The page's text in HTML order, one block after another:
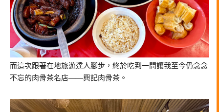
而這次跟著在地旅遊達人腳步，終於吃到一間讓我至今仍念念
不忘的肉骨茶名店——興記肉骨茶。